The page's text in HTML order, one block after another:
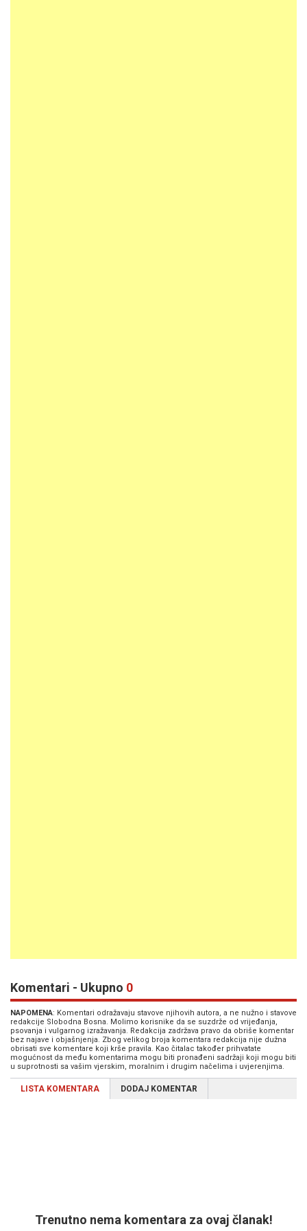
Komentari - Ukupno 0
NAPOMENA: Komentari odražavaju stavove njihovih autora, a ne nužno i stavove
redakcije Slobodna Bosna. Molimo korisnike da se suzdrže od vrijeđanja,
psovanja i vulgarnog izražavanja. Redakcija zadržava pravo da obriše komentar
bez najave i objašnjenja. Zbog velikog broja komentara redakcija nije dužna
obrisati sve komentare koji krše pravila. Kao čitalac također prihvatate
mogućnost da među komentarima mogu biti pronađeni sadržaji koji mogu biti
u suprotnosti sa vašim vjerskim, moralnim i drugim načelima i uvjerenjima.
LISTA KOMENTARA DODAJ KOMENTAR
Trenutno nema komentara za ovaj članak!